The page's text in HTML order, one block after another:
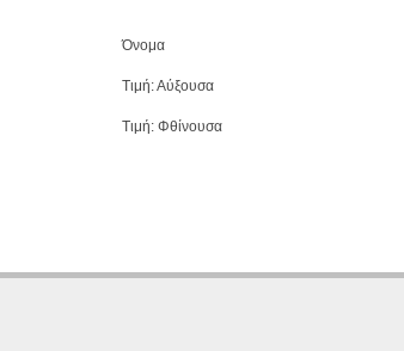
Όνομα
Τιμή: Αύξουσα
Τιμή: Φθίνουσα